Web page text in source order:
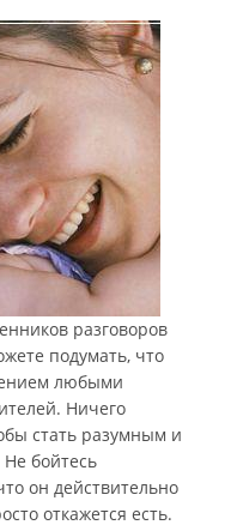
разговоров
подумать, что
любыми
Ничего
стать разумным и
бойтесь
он действительно
откажется есть.